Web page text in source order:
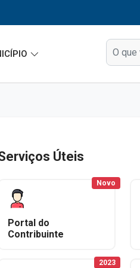
Úteis
Portal do
Contribuinte
Novo
2023